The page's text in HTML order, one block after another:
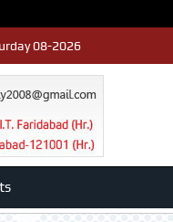
08-2026